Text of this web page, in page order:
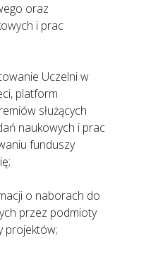
oraz
i prac
Uczelni w
platform
służących
naukowych i prac
funduszy
o naborach do
przez podmioty
projektów;